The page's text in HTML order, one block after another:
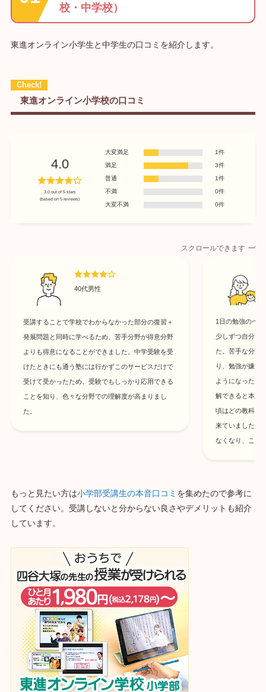
校・中学校）
東進オンライン小学生と中学生の口コミを紹介します。
東進オンライン小学校の口コミ
4.0
3.0 out of 5 stars
(based on 5 reviews)
大変満足
1件
満足
3件
普通
1件
不満
0件
大変不満
0件
スクロールできます
40代男性
受講することで学校でわからなかった部分の復習＋
発展問題と同時に学べるため、苦手分野が得意分野
よりも得意になることができました。中学受験を受
けたときにも通う塾には行かずこのサービスだけで
受けて受かったため、受験でもしっかり応用できる
ことを知り、色々な分野での理解度が高まりまし
た。
1日の勉強のペ
少しずつ自分で
た。苦手な分野
り、勉強が嫌で
ようになった。
解できると本人
頃はどの教科も
来ていましたが
なくなり、こち
もっと見たい方は小学部受講生の本音口コミ を集めたので参考に
してください。受講しないと分からない良さやデメリットも紹介
しています。